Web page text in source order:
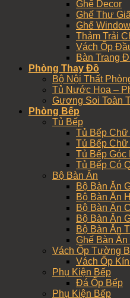
Ghế Decor
Ghế Thư
Ghế
Thảm Trải
Vách Ốp
Bàn Trang
Phòng Thay Đồ
Bộ Nội Thất
Tủ Nước Hoa –
Gương Soi Toàn
Phòng Bếp
Tủ Bếp
Tủ Bếp Chữ I
Tủ Bếp Chữ
Tủ Bếp Góc
Tủ Bếp Có
Bộ Bàn Ăn
Bộ Bàn Ăn
Bộ Bàn Ăn
Bộ Bàn Ăn
Bộ Bàn Ăn
Bộ Bàn Ăn
Ghế Bàn
Vách Ốp Tường
Vách Ốp
Phụ Kiện Bếp
Đá Ốp Bếp
Phụ Kiện Bếp